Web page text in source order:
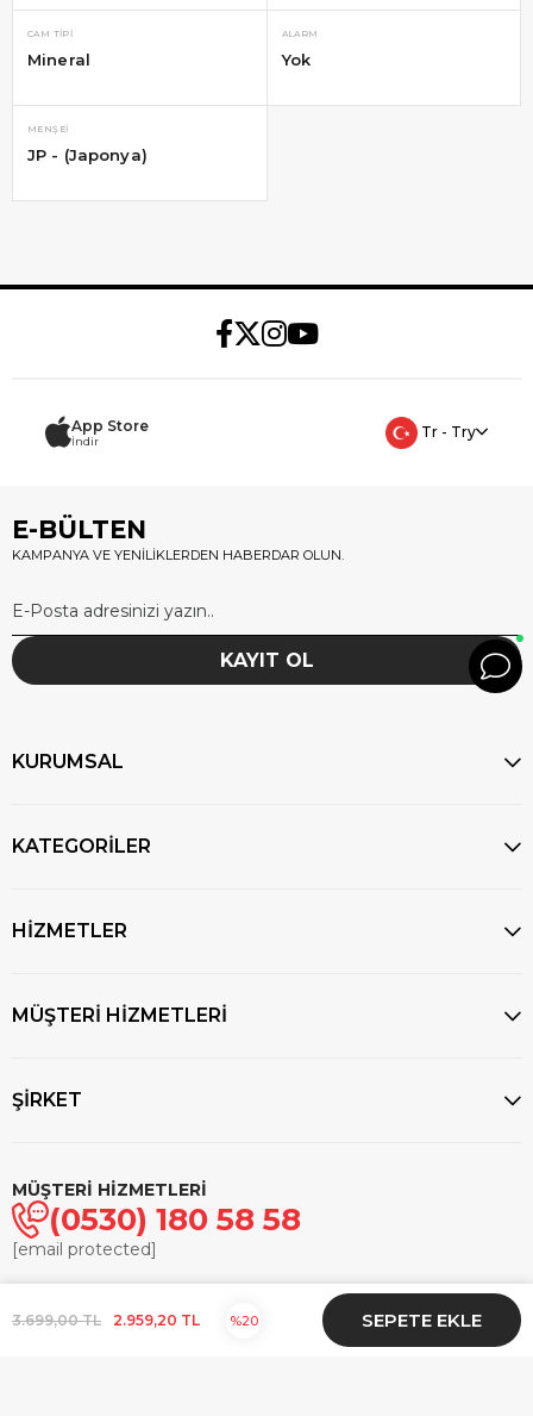
CAM TIPI
Mineral
ALARM
Yok
MENŞEI
JP - (Japonya)
App Store
İndir
Tr - Try
E-BÜLTEN
KAMPANYA VE YENİLİKLERDEN HABERDAR OLUN.
KAYIT OL
KURUMSAL
KATEGORİLER
HİZMETLER
MÜŞTERİ HİZMETLERİ
ŞİRKET
MÜŞTERİ HİZMETLERİ
(0530) 180 58 58
[email protected]
- Tüm hakları saklıdır.
3.699,00 TL 2.959,20 TL 20